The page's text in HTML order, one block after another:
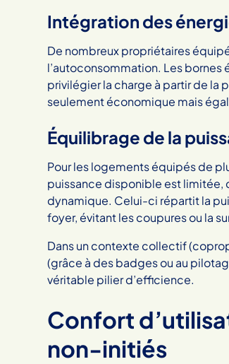
Intégration des
De nombreux propriétaires
l’autoconsommation. Les
privilégier la charge à partir de la
seulement économique mais
Équilibrage de la
Pour les logements équipés de
puissance disponible est limitée,
dynamique. Celui-ci répartit la
foyer, évitant les coupures ou la
Dans un contexte collectif
(grâce à des badges ou au
véritable pilier d’efficience.
Confort
non-initiés